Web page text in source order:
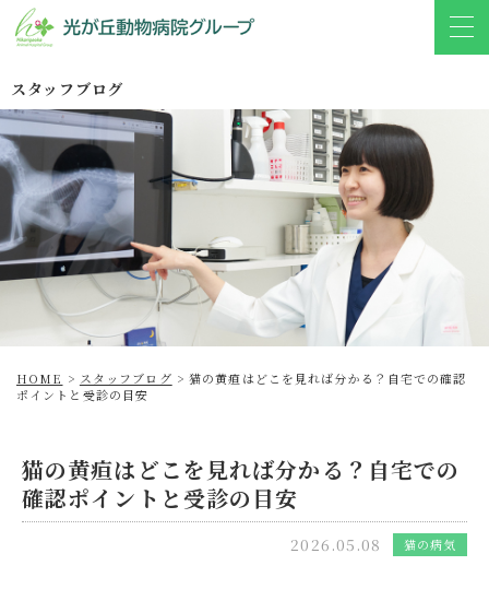
スタッフブログ
HOME > スタッフブログ >猫の黄疸はどこを見れば分かる？自宅での確認
ポイントと受診の目安
猫の黄疸はどこを見れば分かる？自宅での
確認ポイントと受診の目安
2026.05.08 猫の病気